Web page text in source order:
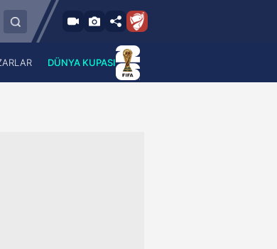
FC Vaduz Jagiellonia Bialystok
A Haber Radyo
DÜNYA KUPASI